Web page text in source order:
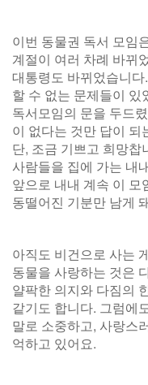
이번 동물권 독서 모임
계절이 여러 차례 바뀌
대통령도 바뀌었습니
할 수 없는 문제들이
독서모임의 문을 두드
이 없다는 것만 답이 되
단, 조금 기쁘고 희망찹
사람들을 집에 가는 내
앞으로 내내 계속 이 모
동떨어진 기분만 남게
아직도 비건으로 사는
동물을 사랑하는 것은
얄팍한 의지와 다짐의
같기도 합니다. 그럼에
말로 소중하고, 사랑스
억하고 있어요.